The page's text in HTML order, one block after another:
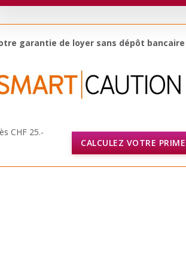
garantie de loyer sans dépôt bancaire
CHF 25.-
CALCULEZ VOTRE PRIME